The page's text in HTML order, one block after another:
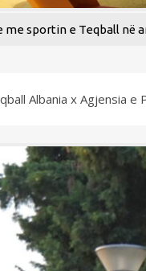
sportin e Teqball në
Albania x Agjensia e